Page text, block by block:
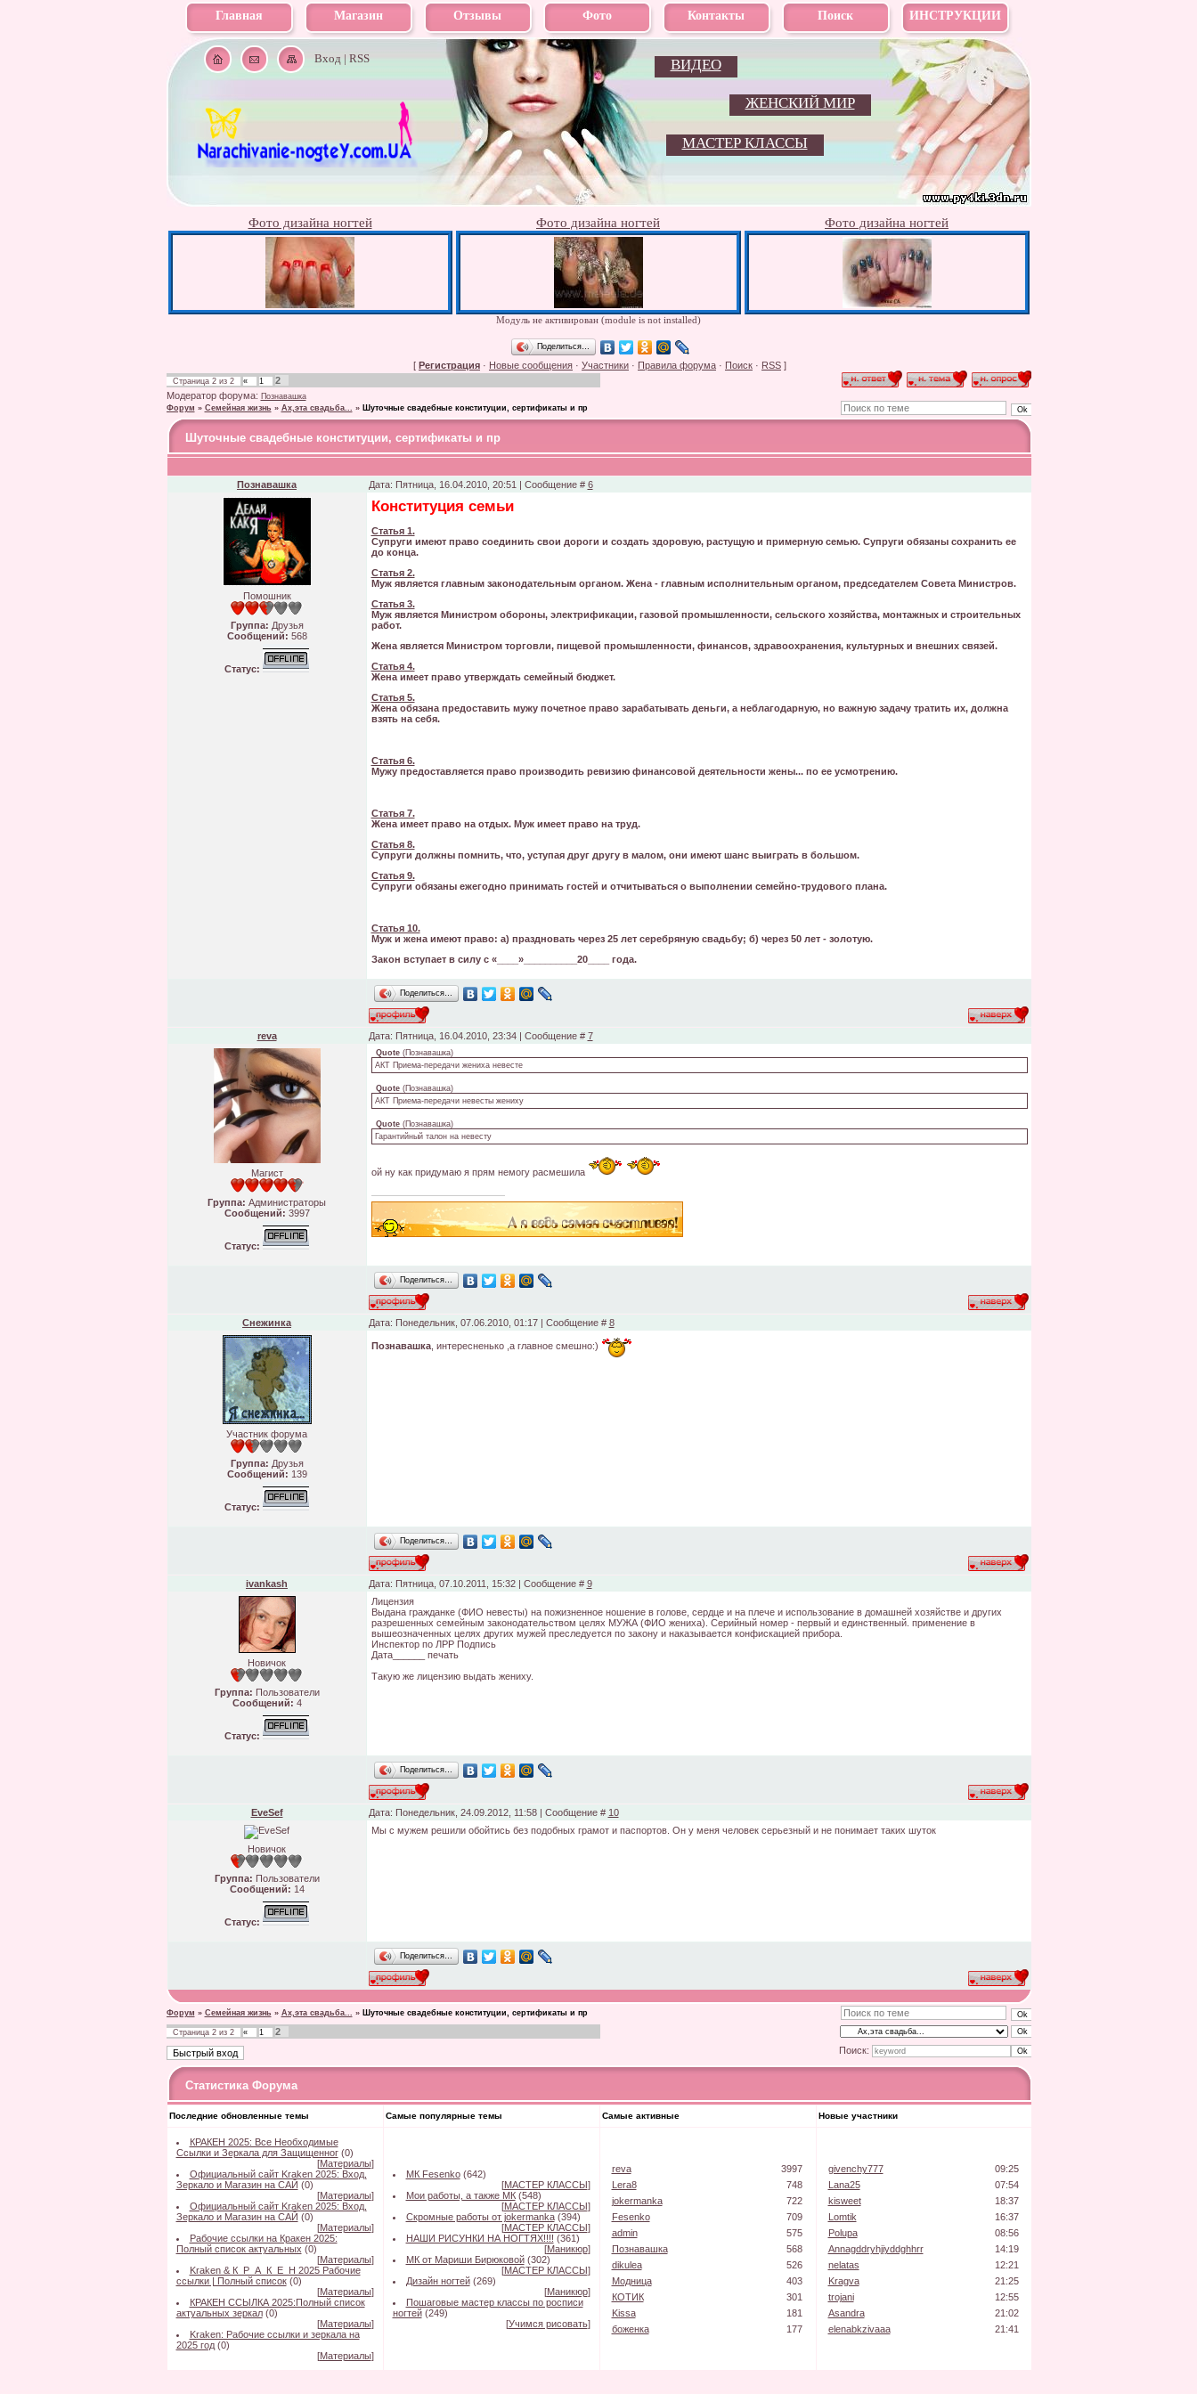
Главная Магазин Отзывы Фото Контакты Поиск ИНСТРУКЦИИ
Вход| RSS
ЖЕНСКИЙ МИР
ВИДЕО
МАСТЕР КЛАССЫ
Фото дизайна ногтей Фото дизайна ногтей Фото дизайна ногтей
Модуль не активирован (module is not installed)
Поделиться…
[ Регистрация · Новые сообщения · Участники · Правила форума · Поиск · RSS ]
Страница 2из 2 « 1
2
Модератор форума: Познавашка
Форум » Семейная жизнь » Ах,эта свадьба... » Шуточные свадебные конституции, сертификаты и пр
Шуточные свадебные конституции, сертификаты и пр
Познавашка Дата: Пятница, 16.04.2010, 20:51 | Сообщение # 6
Помошник
Группа: Друзья
Сообщений: 568
Статус:
Конституция семьи
Статья 1.
Супруги имеют право соединить свои дороги и создать здоровую, растущую и примерную семью. Супруги обязаны сохранить ее
до конца.
Статья 2.
Муж является главным законодательным органом. Жена - главным исполнительным органом, председателем Совета Министров.
Статья 3.
Муж является Министром обороны, электрификации, газовой промышленности, сельского хозяйства, монтажных и строительных
работ.
Жена является Министром торговли, пищевой промышленности, финансов, здравоохранения, культурных и внешних связей.
Статья 4.
Жена имеет право утверждать семейный бюджет.
Статья 5.
Жена обязана предоставить мужу почетное право зарабатывать деньги, а неблагодарную, но важную задачу тратить их, должна
взять на себя.
Статья 6.
Мужу предоставляется право производить ревизию финансовой деятельности жены... по ее усмотрению.
Статья 7.
Жена имеет право на отдых. Муж имеет право на труд.
Статья 8.
Супруги должны помнить, что, уступая друг другу в малом, они имеют шанс выиграть в большом.
Статья 9.
Супруги обязаны ежегодно принимать гостей и отчитываться о выполнении семейно-трудового плана.
Статья 10.
Муж и жена имеют право: а) праздновать через 25 лет серебряную свадьбу; б) через 50 лет - золотую.
Закон вступает в силу с «____»__________20____ года.
Поделиться…
reva Дата: Пятница, 16.04.2010, 23:34 | Сообщение # 7
Магист
Группа: Администраторы
Сообщений: 3997
Статус:
Quote(Познавашка)
АКТ Приема-передачи жениха невесте
Quote(Познавашка)
АКТ Приема-передачи невесты жениху
Quote(Познавашка)
Гарантийный талон на невесту
ой ну как придумаю я прям немогу расмешила
Поделиться…
Снежинка Дата: Понедельник, 07.06.2010, 01:17 | Сообщение # 8
Участник форума
Группа: Друзья
Сообщений: 139
Статус:
Познавашка, интересненько ,а главное смешно:)
Поделиться…
ivankash Дата: Пятница, 07.10.2011, 15:32 | Сообщение # 9
Новичок
Группа: Пользователи
Сообщений: 4
Статус:
Лицензия
Выдана гражданке (ФИО невесты) на пожизненное ношение в голове, сердце и на плече и использование в домашней хозяйстве и других
разрешенных семейным законодательством целях МУЖА (ФИО жениха). Серийный номер - первый и единственный. применение в
вышеозначенных целях других мужей преследуется по закону и наказывается конфискацией прибора.
Инспектор по ЛРР Подпись
Дата______ печать
Такую же лицензию выдать жениху.
Поделиться…
EveSef Дата: Понедельник, 24.09.2012, 11:58 | Сообщение # 10
Новичок
Группа: Пользователи
Сообщений: 14
Статус:
Мы с мужем решили обойтись без подобных грамот и паспортов. Он у меня человек серьезный и не понимает таких шуток
Поделиться…
Форум » Семейная жизнь » Ах,эта свадьба... » Шуточные свадебные конституции, сертификаты и пр
Страница 2из 2 « 1
2
Поиск:
Статистика Форума
Последние обновленные темы Самые популярные темы Самые активные Новые участники
КРАКЕН 2025: Все Необходимые
Ссылки и Зеркала для Защищенног (0)
[Материалы]
Официальный сайт Kraken 2025: Вход,
Зеркало и Магазин на САЙ (0)
[Материалы]
Официальный сайт Kraken 2025: Вход,
Зеркало и Магазин на САЙ (0)
[Материалы]
Рабочие ссылки на Кракен 2025:
Полный список актуальных (0)
[Материалы]
Kraken & К_Р_А_К_Е_Н 2025 Рабочие
ссылки | Полный список (0)
[Материалы]
КРАКЕН ССЫЛКА 2025:Полный список
актуальных зеркал (0)
[Материалы]
Kraken: Рабочие ссылки и зеркала на
2025 год (0)
[Материалы]
МК Fesenko (642)
[МАСТЕР КЛАССЫ]
Мои работы, а также МК (548)
[МАСТЕР КЛАССЫ]
Скромные работы от jokermanka (394)
[МАСТЕР КЛАССЫ]
НАШИ РИСУНКИ НА НОГТЯХ!!!! (361)
[Маникюр]
МК от Мариши Бирюковой (302)
[МАСТЕР КЛАССЫ]
Дизайн ногтей (269)
[Маникюр]
Пошаговые мастер классы по росписи
ногтей (249)
[Учимся рисовать]
reva
3997
Lera8
748
jokermanka
722
Fesenko
709
admin
575
Познавашка
568
dikulea
526
Модница
403
КОТИК
301
Kissa
181
боженка
177
givenchy777
09:25
Lana25
07:54
kisweet
18:37
Lomtik
16:37
Polupa
08:56
Annagddryhjiyddghhrr
14:19
nelatas
12:21
Kragva
21:25
trojani
12:55
Asandra
21:02
elenabkzivaaa
21:41